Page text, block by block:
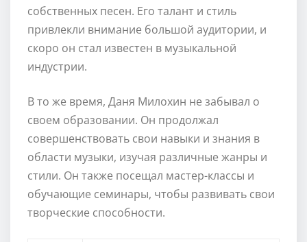
собственных песен. Его талант и стиль
привлекли внимание большой аудитории, и
скоро он стал известен в музыкальной
индустрии.
В то же время, Даня Милохин не забывал о
своем образовании. Он продолжал
совершенствовать свои навыки и знания в
области музыки, изучая различные жанры и
стили. Он также посещал мастер-классы и
обучающие семинары, чтобы развивать свои
творческие способности.